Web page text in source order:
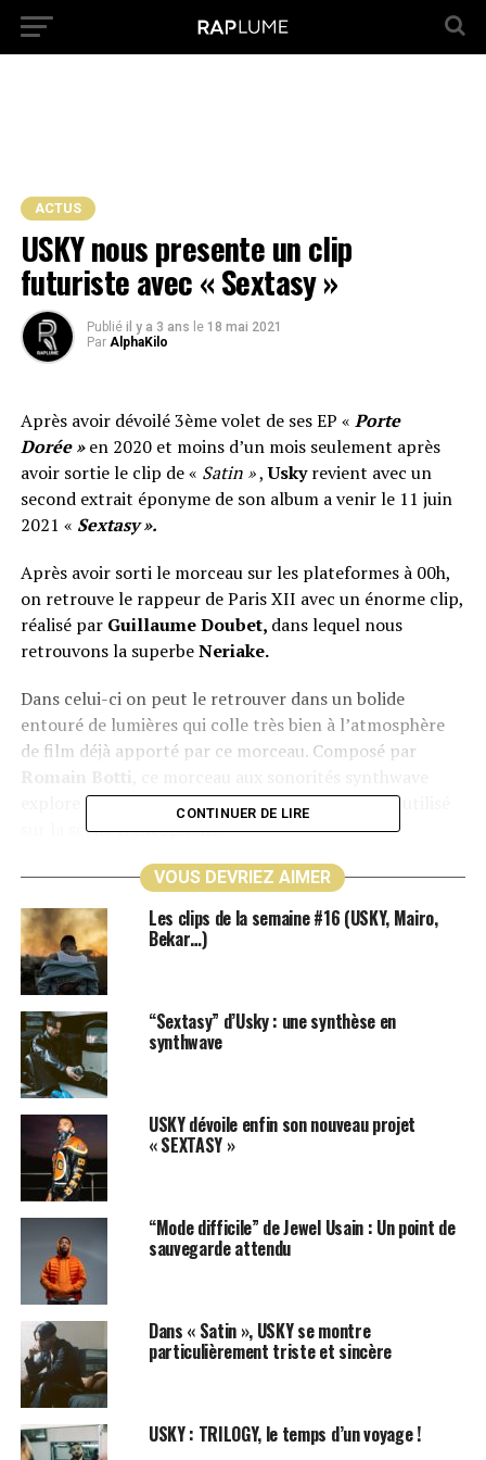
ACTUS
USKY nous presente un clip
futuriste avec « Sextasy »
Publié il y a 3 ans le 18 mai 2021
Par AlphaKilo
Après avoir dévoilé 3ème volet de ses EP « Porte
Dorée »en 2020 et moins d’un mois seulement après
avoir sortie le clip de « Satin »,Uskyrevient avec un
second extrait éponyme de son album a venir le 11 juin
2021 « Sextasy ».
Après avoir sorti le morceau sur les plateformes à 00h,
on retrouve le rappeur de Paris XII avec un énorme clip,
réalisé par Guillaume Doubet, dans lequel nous
retrouvons la superbeNeriake.
Dans celui-ci on peut le retrouver dans un bolide
entouré de lumières qui colle très bien à l’atmosphère
de film déjà apporté par ce morceau. Composé par
explore un style musical intéressant encore peu utilisé
sur la scène francophone.
« J’écris sur un bout
d’papier le soir, sans toi
Tu m’as mis le doute, t’as
piloté sans voie
Fumée dans la bouche, tu
m’dis « je t’aime » sans voix
Tu sais, sale et sombre
mélodie
J’te fais de la peine pour
qu’la mienne s’enfuit »
La mélodie du refrain est très catchy et il se peut que la
topline vous reste en tête un long moment, preuve de
son efficacité.
« C’est soit tu rêves, soit tu
m’aimes
CONTINUER DE LIRE
VOUS DEVRIEZ AIMER
Les clips de la semaine #16 (USKY, Mairo,
Bekar…)
“Sextasy” d’Usky : une synthèse en
synthwave
USKY dévoile enfin son nouveau projet
« SEXTASY »
“Mode difficile” de Jewel Usain : Un point de
sauvegarde attendu
Dans « Satin », USKY se montre
particulièrement triste et sincère
USKY : TRILOGY, le temps d’un voyage !